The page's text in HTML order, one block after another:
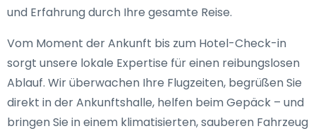
und Erfahrung durch Ihre gesamte Reise.
Vom Moment der Ankunft bis zum Hotel-Check-in
sorgt unsere lokale Expertise für einen reibungslosen
Ablauf. Wir überwachen Ihre Flugzeiten, begrüßen Sie
direkt in der Ankunftshalle, helfen beim Gepäck – und
bringen Sie in einem klimatisierten, sauberen Fahrzeug